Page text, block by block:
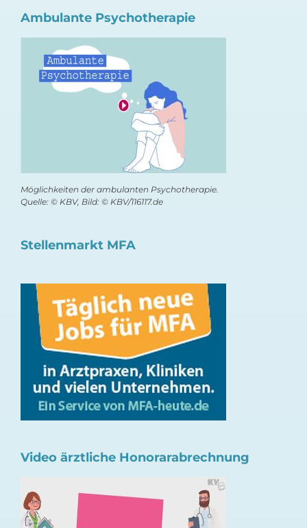
Ambulante Psychotherapie
Möglichkeiten der ambulanten Psychotherapie.
Quelle: © KBV, Bild: © KBV/116117.de
Stellenmarkt MFA
Video ärztliche Honorarabrechnung